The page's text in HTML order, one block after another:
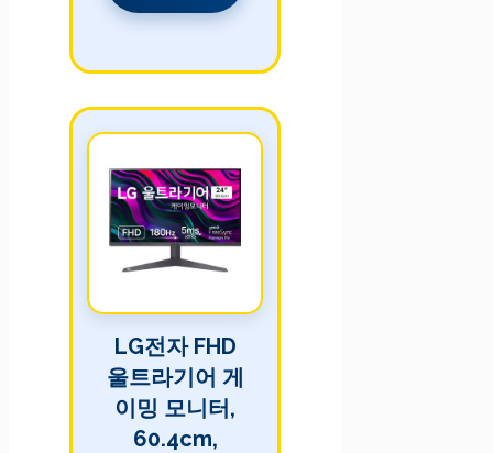
LG전자 FHD
울트라기어 게
이밍 모니터,
60.4cm,